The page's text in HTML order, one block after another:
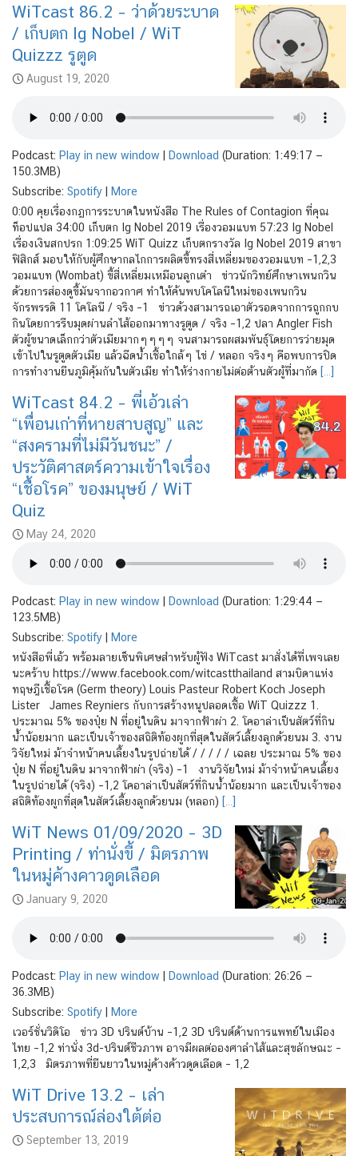
WiTcast 86.2 – ว่าด้วยระบาด
/ เก็บตก Ig Nobel / WiT
Quizzz รูตูด
August 19, 2020
Podcast: Play in new window Download (Duration: 1:49:17 —
150.3MB)
Subscribe: Spotify
More
0:00 คุยเรื่องกฏการระบาดในหนังสือ The Rules of Contagion ที่คุณ
ท็อปแปล 34:00 เก็บตก Ig Nobel 2019 เรื่องวอมแบท 57:23 Ig Nobel
เรื่องเงินสกปรก 1:09:25 WiT Quizz เก็บตกรางวัล Ig Nobel 2019 สาขา
ฟิสิกส์ มอบให้กับผู้ศึกษากลไกการผลิตขี้ทรงสี่เหลี่ยมของวอมแบท –1,2,3
วอมแบท (Wombat) ขี้สี่เหลี่ยมเหมือนลูกเต๋า ข่าวนักวิทย์ศึกษาเพนกวิน
ด้วยการส่องดูขี้มันจากอวกาศ ทำให้ค้นพบโคโลนีใหม่ของเพนกวิน
จักรพรรดิ 11 โคโลนี / จริง –1 ข่าวด้วงสามารถเอาตัวรอดจากการถูกกบ
กินโดยการรีบมุดผ่านลำไส้ออกมาทางรูตูด / จริง –1,2 ปลา Angler Fish
ตัวผู้ขนาดเล็กกว่าตัวเมียมากๆๆๆๆ จนสามารถผสมพันธุ์โดยการว่ายมุด
เข้าไปในรูตูดตัวเมีย แล้วฉีดน้ำเชื้อใกล้ๆ ไข่ / หลอก จริงๆ คือพบการปิด
การทำงานยีนภูมิคุ้มกันในตัวเมีย ทำให้ร่างกายไม่ต่อต้านตัวผู้ที่มากัด […]
WiTcast 84.2 – พี่เอ้วเล่า
“เพื่อนเก่าที่หายสาบสูญ” และ
“สงครามที่ไม่มีวันชนะ” /
ประวัติศาสตร์ความเข้าใจเรื่อง
“เชื้อโรค” ของมนุษย์ / WiT
Quiz
May 24, 2020
Podcast: Play in new window Download (Duration: 1:29:44 —
123.5MB)
Subscribe: Spotify
More
หนังสือพี่เอ้ว พร้อมลายเซ็นพิเศษสำหรับผู้ฟัง WiTcast มาสั่งได้ที่เพจเลย
นะคร้าบ https://www.facebook.com/witcastthailand สามบิดาแห่ง
ทฤษฎีเชื้อโรค (Germ theory) Louis Pasteur Robert Koch Joseph
Lister James Reyniers กับการสร้างหนูปลอดเชื้อ WiT Quizzz 1.
ประมาณ 5% ของปุ๋ย N ที่อยู่ในดิน มาจากฟ้าผ่า 2. โคอาล่าเป็นสัตว์ที่กิน
น้ำน้อยมาก และเป็นเจ้าของสถิติท้องผูกที่สุดในสัตว์เลี้ยงลูกด้วยนม 3. งาน
วิจัยใหม่ ม้าจำหน้าคนเลี้ยงในรูปถ่ายได้ / / / / / เฉลย ประมาณ 5% ของ
ปุ๋ย N ที่อยู่ในดิน มาจากฟ้าผ่า (จริง) –1 งานวิจัยใหม่ ม้าจำหน้าคนเลี้ยง
ในรูปถ่ายได้ (จริง) –1,2 โคอาล่าเป็นสัตว์ที่กินน้ำน้อยมาก และเป็นเจ้าของ
สถิติท้องผูกที่สุดในสัตว์เลี้ยงลูกด้วยนม (หลอก) […]
WiT News 01/09/2020 – 3D
Printing / ท่านั่งขี้ / มิตรภาพ
ในหมู่ค้างคาวดูดเลือด
January 9, 2020
Podcast: Play in new window Download (Duration: 26:26 —
36.3MB)
Subscribe: Spotify
More
เวอร์ชั่นวิดิโอ ข่าว 3D ปรินต์บ้าน –1,2 3D ปรินต์ด้านการแพทย์ในเมือง
ไทย –1,2 ท่านั่ง 3d-ปรินต์ชีวภาพ อาจมีผลต่อองศาลำไส้และสุขลักษณะ –
1,2,3 มิตรภาพที่ยืนยาวในหมู่ค้างค้าวดูดเลือด – 1,2
WiT Drive 13.2 – เล่า
ประสบการณ์ล่องใต้ต่อ
September 13, 2019